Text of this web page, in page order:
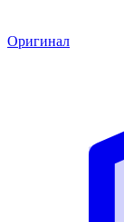
Оригинал